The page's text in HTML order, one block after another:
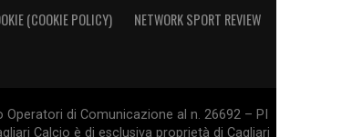
(COOKIE POLICY) NETWORK SPORT REVIEW
di Comunicazione al n. 26692 – PI
Calcio è di esclusiva proprietà di Cagliari